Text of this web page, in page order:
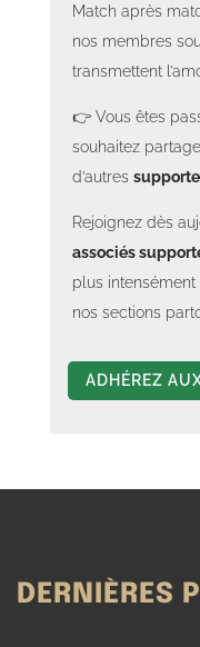
Match après
nos membres
transmettent
👉 Vous êtes
souhaitez
d’autres
Rejoignez dès
associés
plus
nos sections
ADHÉREZ
DERNIÈRES